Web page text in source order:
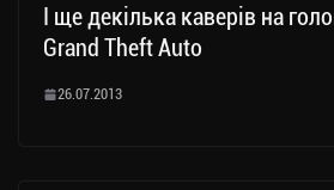
І ще декілька каверів на
Grand Theft Auto
26.07.2013